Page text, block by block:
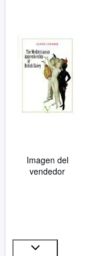
Imagen del
vendedor